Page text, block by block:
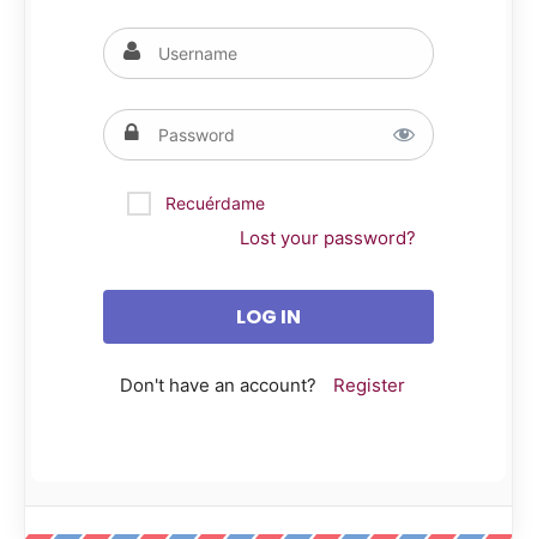
Recuérdame
Lost your password?
Don't have an account? Register